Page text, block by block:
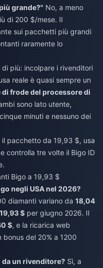
grande?" No, a meno
di 200 $/mese. Il
sui pacchetti più grandi
raramente lo
più: incolpare i rivenditori
reale è quasi sempre un
di frode del processore di
sono lato utente,
minuti e nessuno dei
pacchetto da 19,93 $, usa
controlla tre volte il Bigo ID
Bigo a 19,93 $
negli USA nel 2026?
diamanti variano da 18,04
19,93 $ per giugno 2026. Il
$, e la ricarica web
del 20% a 1200
da un rivenditore? Sì, a